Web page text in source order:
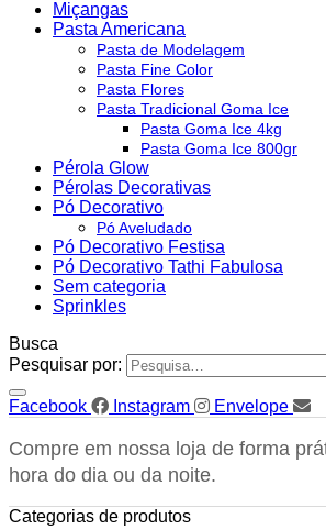
Miçangas
Pasta Americana
Pasta de Modelagem
Pasta Fine Color
Pasta Flores
Pasta Tradicional Goma Ice
Pasta Goma Ice 4kg
Pasta Goma Ice 800gr
Pérola Glow
Pérolas Decorativas
Pó Decorativo
Pó Aveludado
Pó Decorativo Festisa
Pó Decorativo Tathi Fabulosa
Sem categoria
Sprinkles
Busca
Pesquisar por:
Facebook Instagram Envelope
Compre em nossa loja de forma
hora do dia ou da noite.
Categorias de produtos